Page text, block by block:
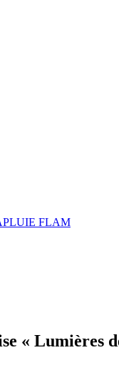
FLAM
« Lumières